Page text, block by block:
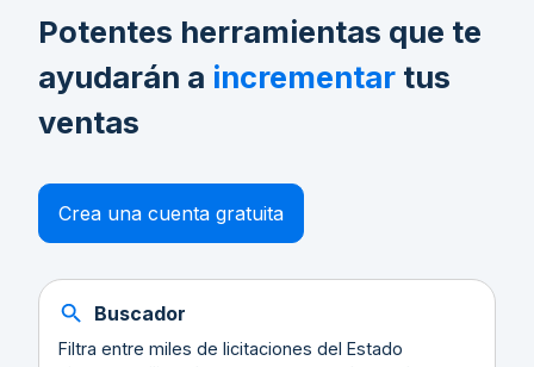
Potentes herramientas que te
ayudarán a incrementar tus
ventas
Crea una cuenta gratuita
Buscador
Filtra entre miles de licitaciones del Estado